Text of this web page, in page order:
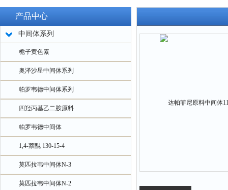
产品中心
中间体系列
栀子黄色素
奥泽沙星中间体系列
帕罗韦德中间体系列
四羟丙基乙二胺原料
帕罗韦德中间体
1,4-萘醌 130-15-4
莫匹拉韦中间体N-3
莫匹拉韦中间体N-2